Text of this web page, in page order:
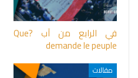
في الرابع من آب ?Que
demande le peuple
مقالات